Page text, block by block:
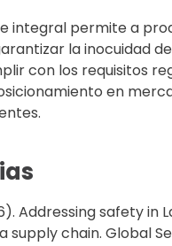
integral permite a
la inocuidad de
con los requisitos
en
Addressing safety in
supply chain. Global